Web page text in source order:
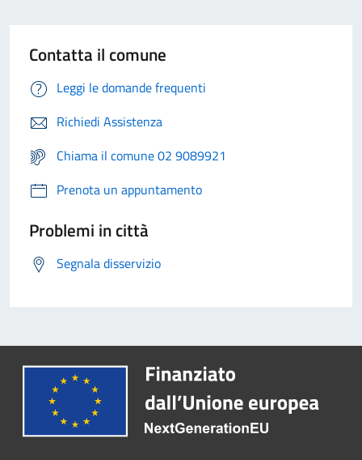
Contatta il comune
Leggi le domande frequenti
Richiedi Assistenza
Chiama il comune 02 9089921
Prenota un appuntamento
Problemi in città
Segnala disservizio